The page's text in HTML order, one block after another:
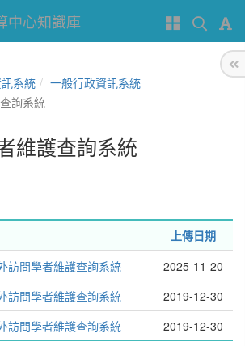
中心知識庫
系統
一般行政資訊系統
詢系統
維護查詢系統
上傳日期
訪問學者維護查詢系統
2025-11-20
訪問學者維護查詢系統
2019-12-30
訪問學者維護查詢系統
2019-12-30